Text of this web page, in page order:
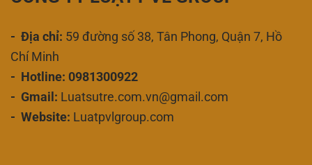
- Địa chỉ: 59 đường số 38, Tân Phong, Quận 7, Hồ
Chí Minh
- Hotline: 0981300922
- Gmail: Luatsutre.com.vn@gmail.com
- Website: Luatpvlgroup.com